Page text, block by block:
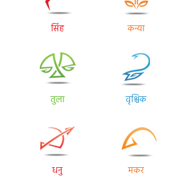
सिंह कन्या
तुला वृश्चिक
धनु मकर